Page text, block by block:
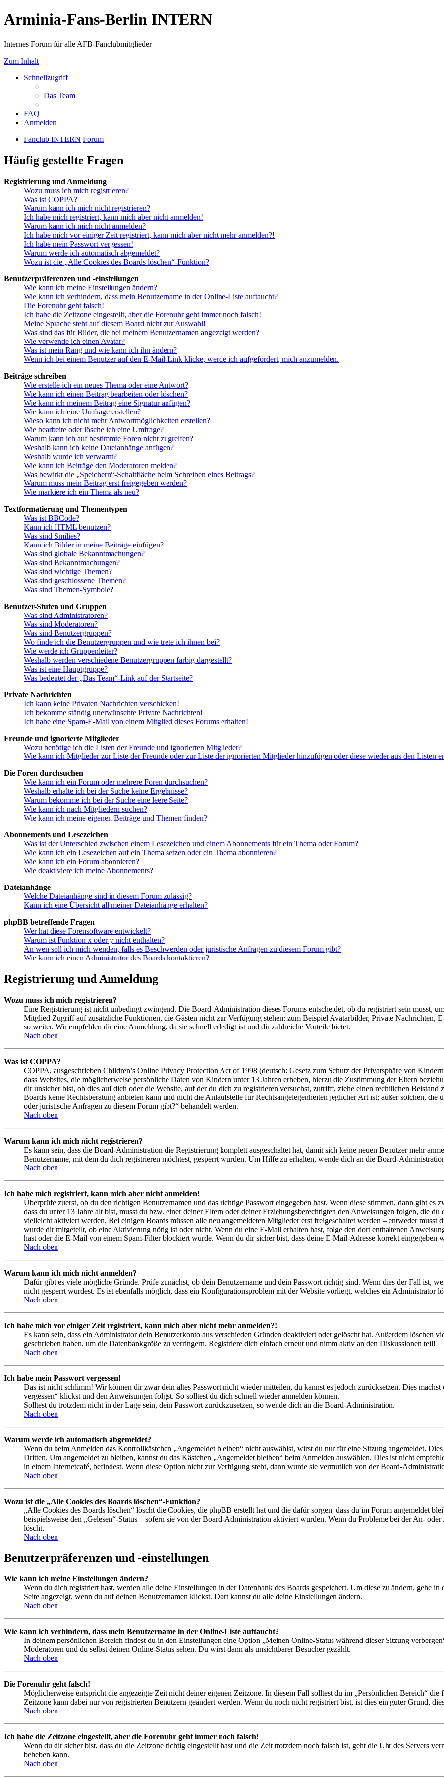
Arminia-Fans-Berlin INTERN
Internes Forum für alle AFB-Fanclubmitglieder
Zum Inhalt
Schnellzugriff
Das Team
FAQ
Anmelden
Fanclub INTERN Forum
Häufig gestellte Fragen
Registrierung und Anmeldung
Wozu muss ich mich registrieren?
Was ist COPPA?
Warum kann ich mich nicht registrieren?
Ich habe mich registriert, kann mich aber nicht anmelden!
Warum kann ich mich nicht anmelden?
Ich habe mich vor einiger Zeit registriert, kann mich aber nicht mehr anmelden?!
Ich habe mein Passwort vergessen!
Warum werde ich automatisch abgemeldet?
Wozu ist die „Alle Cookies des Boards löschen“-Funktion?
Benutzerpräferenzen und -einstellungen
Wie kann ich meine Einstellungen ändern?
Wie kann ich verhindern, dass mein Benutzername in der Online-Liste auftaucht?
Die Forenuhr geht falsch!
Ich habe die Zeitzone eingestellt, aber die Forenuhr geht immer noch falsch!
Meine Sprache steht auf diesem Board nicht zur Auswahl!
Was sind das für Bilder, die bei meinem Benutzernamen angezeigt werden?
Wie verwende ich einen Avatar?
Was ist mein Rang und wie kann ich ihn ändern?
Wenn ich bei einem Benutzer auf den E-Mail-Link klicke, werde ich aufgefordert, mich anzumelden.
Beiträge schreiben
Wie erstelle ich ein neues Thema oder eine Antwort?
Wie kann ich einen Beitrag bearbeiten oder löschen?
Wie kann ich meinem Beitrag eine Signatur anfügen?
Wie kann ich eine Umfrage erstellen?
Wieso kann ich nicht mehr Antwortmöglichkeiten erstellen?
Wie bearbeite oder lösche ich eine Umfrage?
Warum kann ich auf bestimmte Foren nicht zugreifen?
Weshalb kann ich keine Dateianhänge anfügen?
Weshalb wurde ich verwarnt?
Wie kann ich Beiträge den Moderatoren melden?
Was bewirkt die „Speichern“-Schaltfläche beim Schreiben eines Beitrags?
Warum muss mein Beitrag erst freigegeben werden?
Wie markiere ich ein Thema als neu?
Textformatierung und Thementypen
Was ist BBCode?
Kann ich HTML benutzen?
Was sind Smilies?
Kann ich Bilder in meine Beiträge einfügen?
Was sind globale Bekanntmachungen?
Was sind Bekanntmachungen?
Was sind wichtige Themen?
Was sind geschlossene Themen?
Was sind Themen-Symbole?
Benutzer-Stufen und Gruppen
Was sind Administratoren?
Was sind Moderatoren?
Was sind Benutzergruppen?
Wo finde ich die Benutzergruppen und wie trete ich ihnen bei?
Wie werde ich Gruppenleiter?
Weshalb werden verschiedene Benutzergruppen farbig dargestellt?
Was ist eine Hauptgruppe?
Was bedeutet der „Das Team“-Link auf der Startseite?
Private Nachrichten
Ich kann keine Privaten Nachrichten verschicken!
Ich bekomme ständig unerwünschte Private Nachrichten!
Ich habe eine Spam-E-Mail von einem Mitglied dieses Forums erhalten!
Freunde und ignorierte Mitglieder
Wozu benötige ich die Listen der Freunde und ignorierten Mitglieder?
Wie kann ich Mitglieder zur Liste der Freunde oder zur Liste der ignorierten Mitglieder hinzufügen oder diese wieder aus den Listen
Die Foren durchsuchen
Wie kann ich ein Forum oder mehrere Foren durchsuchen?
Weshalb erhalte ich bei der Suche keine Ergebnisse?
Warum bekomme ich bei der Suche eine leere Seite?
Wie kann ich nach Mitgliedern suchen?
Wie kann ich meine eigenen Beiträge und Themen finden?
Abonnements und Lesezeichen
Was ist der Unterschied zwischen einem Lesezeichen und einem Abonnements für ein Thema oder Forum?
Wie kann ich ein Lesezeichen auf ein Thema setzen oder ein Thema abonnieren?
Wie kann ich ein Forum abonnieren?
Wie deaktiviere ich meine Abonnements?
Dateianhänge
Welche Dateianhänge sind in diesem Forum zulässig?
Kann ich eine Übersicht all meiner Dateianhänge erhalten?
phpBB betreffende Fragen
Wer hat diese Forensoftware entwickelt?
Warum ist Funktion x oder y nicht enthalten?
An wen soll ich mich wenden, falls es Beschwerden oder juristische Anfragen zu diesem Forum gibt?
Wie kann ich einen Administrator des Boards kontaktieren?
Registrierung und Anmeldung
Wozu muss ich mich registrieren?
Eine Registrierung ist nicht unbedingt zwingend. Die Board-Administration dieses Forums entscheidet, ob du registriert sein musst,
Mitglied Zugriff auf zusätzliche Funktionen, die Gästen nicht zur Verfügung stehen: zum Beispiel Avatarbilder, Private Nachrichten,
so weiter. Wir empfehlen dir eine Anmeldung, da sie schnell erledigt ist und dir zahlreiche Vorteile bietet.
Nach oben
Was ist COPPA?
COPPA, ausgeschrieben Children’s Online Privacy Protection Act of 1998 (deutsch: Gesetz zum Schutz der Privatsphäre von
dass Websites, die möglicherweise persönliche Daten von Kindern unter 13 Jahren erheben, hierzu die Zustimmung der Eltern
dir unsicher bist, ob dies auf dich oder die Website, auf der du dich zu registrieren versuchst, zutrifft, ziehe einen rechtlichen
Boards keine Rechtsberatung anbieten kann und nicht die Anlaufstelle für Rechtsangelegenheiten jeglicher Art ist; außer solchen,
oder juristische Anfragen zu diesem Forum gibt?“ behandelt werden.
Nach oben
Warum kann ich mich nicht registrieren?
Es kann sein, dass die Board-Administration die Registrierung komplett ausgeschaltet hat, damit sich keine neuen Benutzer mehr
Benutzername, mit dem du dich registrieren möchtest, gesperrt wurden. Um Hilfe zu erhalten, wende dich an die Board-
Nach oben
Ich habe mich registriert, kann mich aber nicht anmelden!
Überprüfe zuerst, ob du den richtigen Benutzernamen und das richtige Passwort eingegeben hast. Wenn diese stimmen, dann gibt es
dass du unter 13 Jahre alt bist, musst du bzw. einer deiner Eltern oder deiner Erziehungsberechtigten den Anweisungen folgen, die
vielleicht aktiviert werden. Bei einigen Boards müssen alle neu angemeldeten Mitglieder erst freigeschaltet werden – entweder musst
wurde dir mitgeteilt, ob eine Aktivierung nötig ist oder nicht. Wenn du eine E-Mail erhalten hast, folge den dort enthaltenen
hast oder die E-Mail von einem Spam-Filter blockiert wurde. Wenn du dir sicher bist, dass deine E-Mail-Adresse korrekt eingegeben
Nach oben
Warum kann ich mich nicht anmelden?
Dafür gibt es viele mögliche Gründe. Prüfe zunächst, ob dein Benutzername und dein Passwort richtig sind. Wenn dies der Fall ist,
nicht gesperrt wurdest. Es ist ebenfalls möglich, dass ein Konfigurationsproblem mit der Website vorliegt, welches ein Administrator
Nach oben
Ich habe mich vor einiger Zeit registriert, kann mich aber nicht mehr anmelden?!
Es kann sein, dass ein Administrator dein Benutzerkonto aus verschieden Gründen deaktiviert oder gelöscht hat. Außerdem löschen
geschrieben haben, um die Datenbankgröße zu verringern. Registriere dich einfach erneut und nimm aktiv an den Diskussionen teil!
Nach oben
Ich habe mein Passwort vergessen!
Das ist nicht schlimm! Wir können dir zwar dein altes Passwort nicht wieder mitteilen, du kannst es jedoch zurücksetzen. Dies
vergessen“ klickst und den Anweisungen folgst. So solltest du dich schnell wieder anmelden können.
Solltest du trotzdem nicht in der Lage sein, dein Passwort zurückzusetzen, so wende dich an die Board-Administration.
Nach oben
Warum werde ich automatisch abgemeldet?
Wenn du beim Anmelden das Kontrollkästchen „Angemeldet bleiben“ nicht auswählst, wirst du nur für eine Sitzung angemeldet.
Dritten. Um angemeldet zu bleiben, kannst du das Kästchen „Angemeldet bleiben“ beim Anmelden auswählen. Dies ist nicht
in einem Internetcafé, befindest. Wenn diese Option nicht zur Verfügung steht, dann wurde sie vermutlich von der Board-
Nach oben
Wozu ist die „Alle Cookies des Boards löschen“-Funktion?
„Alle Cookies des Boards löschen“ löscht die Cookies, die phpBB erstellt hat und die dafür sorgen, dass du im Forum angemeldet
beispielsweise den „Gelesen“-Status – sofern sie von der Board-Administration aktiviert wurden. Wenn du Probleme bei der An-
löscht.
Nach oben
Benutzerpräferenzen und -einstellungen
Wie kann ich meine Einstellungen ändern?
Wenn du dich registriert hast, werden alle deine Einstellungen in der Datenbank des Boards gespeichert. Um diese zu ändern, gehe
Seite angezeigt, wenn du auf deinen Benutzernamen klickst. Dort kannst du alle deine Einstellungen ändern.
Nach oben
Wie kann ich verhindern, dass mein Benutzername in der Online-Liste auftaucht?
In deinem persönlichen Bereich findest du in den Einstellungen eine Option „Meinen Online-Status während dieser Sitzung
Moderatoren und du selbst deinen Online-Status sehen. Du wirst dann als unsichtbarer Besucher gezählt.
Nach oben
Die Forenuhr geht falsch!
Möglicherweise entspricht die angezeigte Zeit nicht deiner eigenen Zeitzone. In diesem Fall solltest du im „Persönlichen Bereich“
Zeitzone kann dabei nur von registrierten Benutzern geändert werden. Wenn du noch nicht registriert bist, ist dies ein guter Grund,
Nach oben
Ich habe die Zeitzone eingestellt, aber die Forenuhr geht immer noch falsch!
Wenn du dir sicher bist, dass du die Zeitzone richtig eingestellt hast und die Zeit trotzdem noch falsch ist, geht die Uhr des Servers
beheben kann.
Nach oben